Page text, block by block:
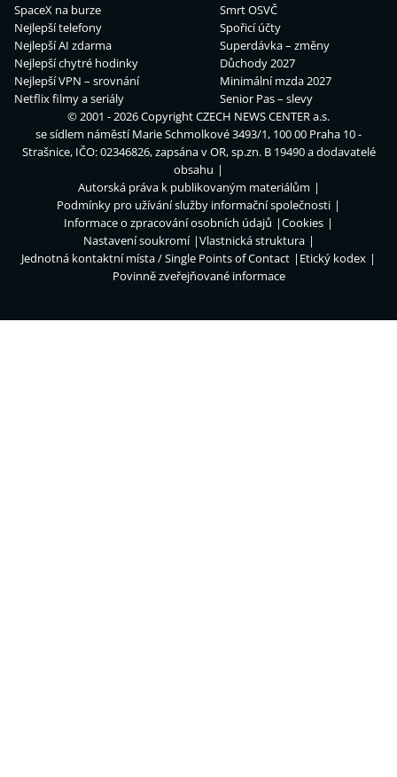
SpaceX na burze
Nejlepší telefony
Nejlepší AI zdarma
Nejlepší chytré hodinky
Nejlepší VPN – srovnání
Netflix filmy a seriály
Smrt OSVČ
Spořicí účty
Superdávka – změny
Důchody 2027
Minimální mzda 2027
Senior Pas – slevy
© 2001 - 2026 CopyrightCZECH NEWS CENTER a.s.
se sídlem náměstí Marie Schmolkové 3493/1, 100 00 Praha 10 -
Strašnice, IČO: 02346826, zapsána v OR, sp.zn. B 19490 a dodavatelé
obsahu
Autorská práva k publikovaným materiálům
Podmínky pro užívání služby informační společnosti
Informace o zpracování osobních údajů
Cookies
Nastavení soukromí
Vlastnická struktura
Jednotná kontaktní místa / Single Points of Contact
Etický kodex
Povinně zveřejňované informace